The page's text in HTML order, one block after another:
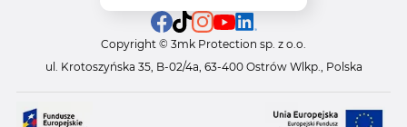
Copyright © 3mk Protection sp. z o.o.
ul. Krotoszyńska 35, B-02/4a, 63-400 Ostrów Wlkp., Polska